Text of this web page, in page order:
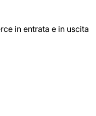
in entrata e in uscita